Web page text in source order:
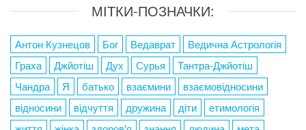
МІТКИ-ПОЗНАЧКИ:
Антон Кузнецов Бог Ведаврат
Ведична Астрологія
Граха
Джйотіш Дух Сурья
Тантра-Джйотіш
Чандра
Я батько взаємини
взаємовідносини
відносини
відчуття дружина діти
етимологія